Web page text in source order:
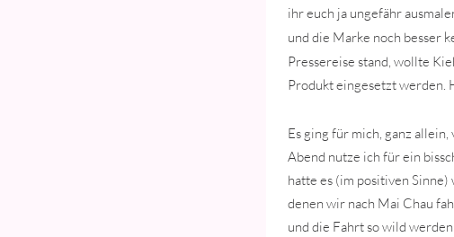
ihr euch ja ungefähr
und die Marke noch besser
Pressereise stand, wollte
Produkt eingesetzt werden.
Es ging für mich, ganz
Abend nutze ich für ein
hatte es (im positiven
denen wir nach Mai Chau
und die Fahrt so wild